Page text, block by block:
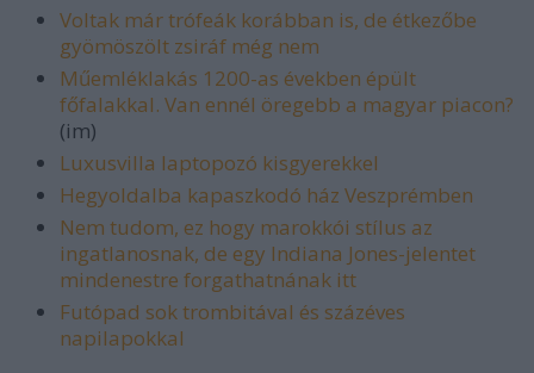
Voltak már trófeák korábban is, de étkezőbe
gyömöszölt zsiráf még nem
Műemléklakás 1200-as években épült
főfalakkal. Van ennél öregebb a magyar piacon?
(im)
Luxusvilla laptopozó kisgyerekkel
Hegyoldalba kapaszkodó ház Veszprémben
Nem tudom, ez hogy marokkói stílus az
ingatlanosnak, de egy Indiana Jones-jelentet
mindenestre forgathatnának itt
Futópad sok trombitával és százéves
napilapokkal